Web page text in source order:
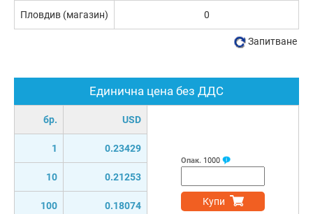
Единична цена без ДДС
бр. USD
1 0.23429
10 0.21253
100 0.18074
Опак. 1000
Купи
Пловдив (магазин) 0
Запитване